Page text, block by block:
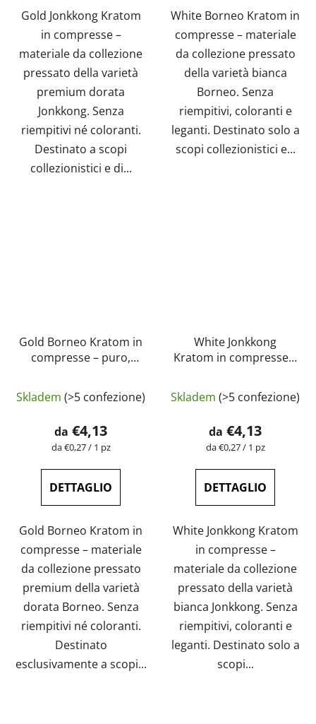
5
stelle.
Gold Jonkkong Kratom
in compresse –
materiale da collezione
pressato della varietà
premium dorata
Jonkkong. Senza
riempitivi né coloranti.
Destinato a scopi
collezionistici e di...
White Borneo Kratom in
compresse – materiale
da collezione pressato
della varietà bianca
Borneo. Senza
riempitivi, coloranti e
leganti. Destinato solo a
scopi collezionistici e...
Gold Borneo Kratom in
compresse – puro,
laboratorio |
GreenGuru
Skladem (>5 confezione)
da €4,13
Prezzo
misura:
da €0,27 / 1 pz
DETTAGLIO
Gold Borneo Kratom in
compresse – materiale
da collezione pressato
premium della varietà
dorata Borneo. Senza
riempitivi né coloranti.
Destinato
esclusivamente a scopi...
White Jonkkong
Kratom in compresse –
in laboratorio |
GreenGuru
Skladem (>5 confezione)
da €4,13
Prezzo
misura:
da €0,27 / 1 pz
DETTAGLIO
White Jonkkong Kratom
in compresse –
materiale da collezione
pressato della varietà
bianca Jonkkong. Senza
riempitivi, coloranti e
leganti. Destinato solo a
scopi...